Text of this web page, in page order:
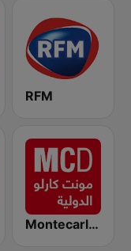
RFM
Montecarlo al doualiya (مونت كارلو الدولية)